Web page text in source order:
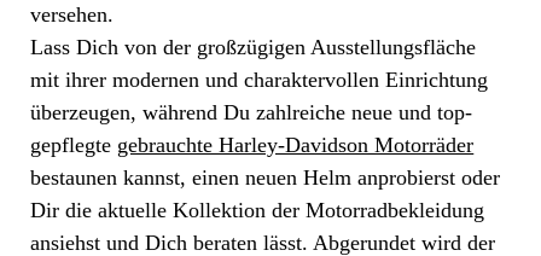
versehen.
Lass Dich von der großzügigen Ausstellungsfläche
mit ihrer modernen und charaktervollen Einrichtung
überzeugen, während Du zahlreiche neue und top-
gepflegte gebrauchte Harley-Davidson Motorräder
bestaunen kannst, einen neuen Helm anprobierst oder
Dir die aktuelle Kollektion der Motorradbekleidung
ansiehst und Dich beraten lässt. Abgerundet wird der